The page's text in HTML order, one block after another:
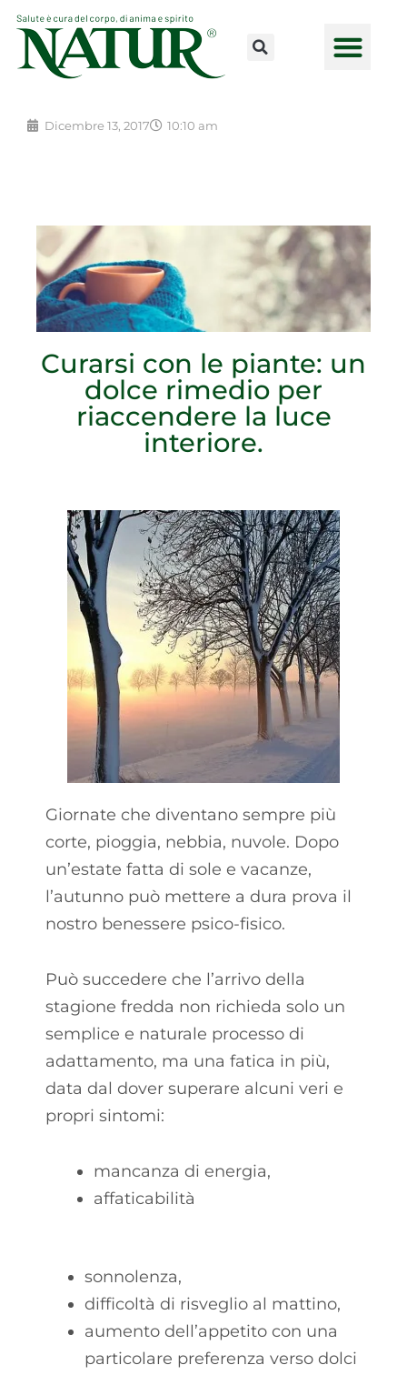
contenuto
Dicembre 13, 2017 10:10 am
Curarsi con le piante: un
dolce rimedio per
riaccendere la luce
interiore.
Giornate che diventano sempre più
corte, pioggia, nebbia, nuvole. Dopo
un’estate fatta di sole e vacanze,
l’autunno può mettere a dura prova il
nostro benessere psico-fisico.
Può succedere che l’arrivo della
stagione fredda non richieda solo un
semplice e naturale processo di
adattamento, ma una fatica in più,
data dal dover superare alcuni veri e
propri sintomi:
mancanza di energia,
affaticabilità
sonnolenza,
difficoltà di risveglio al mattino,
aumento dell’appetito con una
particolare preferenza verso dolci